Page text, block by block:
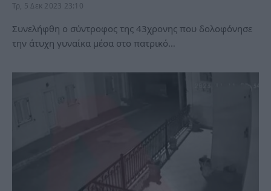
Τρ, 5 Δεκ 2023 23:10
Συνελήφθη ο σύντροφος της 43χρονης που δολοφόνησε
την άτυχη γυναίκα μέσα στο πατρικό…